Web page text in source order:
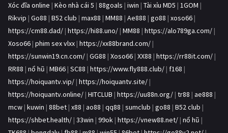
Xóc đĩa online | Kèo nhà cái 5 | 88goals | iwin | Tài xỉu MD5 | 1GOM |
Rikvip | Go88 | B52 club | max88 | MM88 | Ae888 | go88 | xoso66 |
https://cm88.dad/ | https://hi88.uno/ | MM88 | https://alo789ga.com/ |
Xoso66 | phim sex vlxx | https://xx88brand.com/ |
https://sunwin19.cn.com/ | GG88 | Xoso66 | XX88 | https://rr88it.com/ |
RR88 | nổ hũ | MB66 | SC88 | https://www.fly888.club/ | f168 |
https://hoiquantv.vip/ | https://hoiquantv.site/ |
https://hoiquantv.online/ | HITCLUB | https://uu88n.org/ | tr88 | ae888 |
mcw | kuwin | 88bet | x88 | ao88 | qq88 | sumclub | go88 | B52 club |
https://shbet.health/ | 33win | 99ok | https://vnew88.net/ | nổ hũ |